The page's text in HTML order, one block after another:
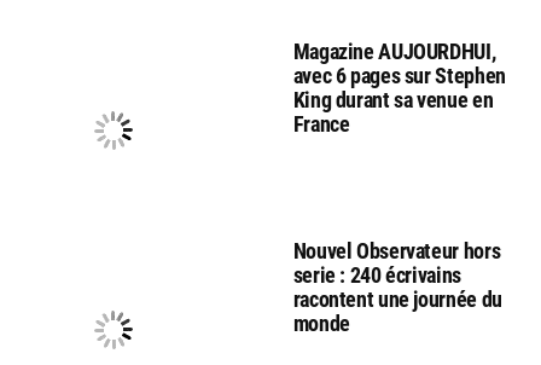
Magazine AUJOURDHUI,
avec 6 pages sur Stephen
King durant sa venue en
France
Nouvel Observateur hors
serie : 240 écrivains
racontent une journée du
monde